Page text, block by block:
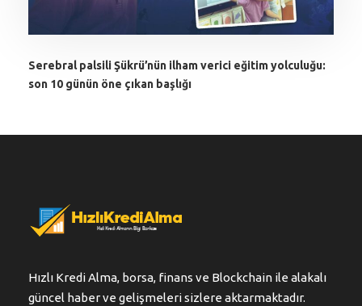
Serebral palsili Şükrü’nün ilham verici eğitim yolculuğu:
son 10 günün öne çıkan başlığı
Hızlı Kredi Alma, borsa, finans ve Blockchain ile alakalı
güncel haber ve gelişmeleri sizlere aktarmaktadır.